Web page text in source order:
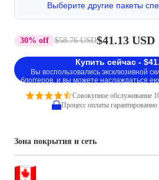
Выберите другие пакеты
30% off $58.76 USD$41.13 USD
Купить сейчас -
Вы воспользовались эксклюзивной
блоггеров, и вы можете наслаждаться
Совокупное обслуживание
Процесс оплаты
Зона покрытия и сеть